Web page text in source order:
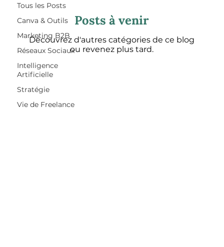
Tous les Posts
Canva & Outils
Marketing B2B
Réseaux Sociaux
Intelligence
Artificielle
Stratégie
Vie de Freelance
Posts à venir
Découvrez d'autres catégories de ce blog
ou revenez plus tard.